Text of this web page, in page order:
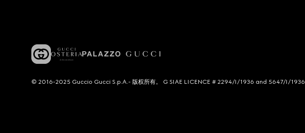
© 2016-2025 Guccio Gucci S.p.A.- 版权所有。 G SIAE LICENCE # 2294/I/1936 and 5647/I/1936